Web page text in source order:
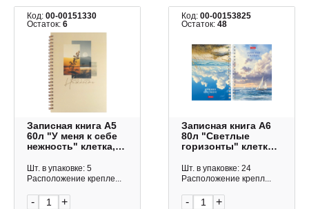
Код: 00-00151330
Остаток: 6
Записная книга А5
60л "У меня к себе
нежность" клетка,
палстик.обл. 73728
Феникс+
Шт. в упаковке: 5
Расположение крепле...
- +
Код:00-00153825
Остаток:48
Записная книга А6
80л "Светлые
горизонты" клетка,
карт, переверт
80ЗКтд6В1гр_35830
Шт. в упаковке: 24
Расположение крепл...
- +